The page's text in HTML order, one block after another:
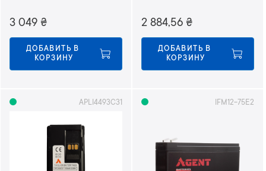
3 049 ₴
ДОБАВИТЬ В
КОРЗИНУ
2 884,56 ₴
ДОБАВИТЬ В
КОРЗИНУ
APLI4493C31 IFM12-75E2